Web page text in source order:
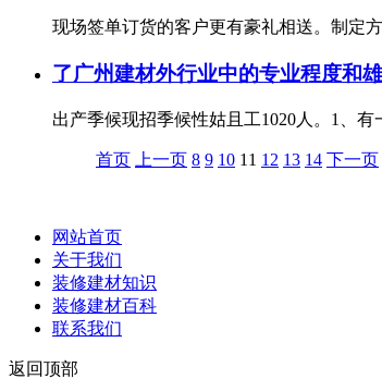
现场签单订货的客户更有豪礼相送。制定
了广州建材外行业中的专业程度和
出产季候现招季候性姑且工1020人。1、
首页 上一页 8 9 10 11 12 13 14 下一页
网站首页
关于我们
装修建材知识
装修建材百科
联系我们
返回顶部